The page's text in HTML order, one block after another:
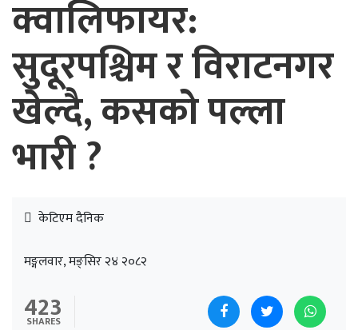
क्वालिफायर:
सुदूरपश्चिम र विराटनगर
खेल्दै, कसको पल्ला
भारी ?
केटिएम दैनिक
मङ्गलवार, मङ्सिर २४ २०८२
423
SHARES